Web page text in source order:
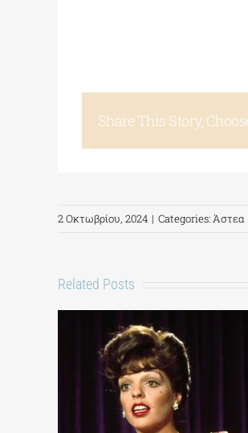
Share This Story,
2 Οκτωβρίου, 2024 | Categories:Άστεα
Related Posts